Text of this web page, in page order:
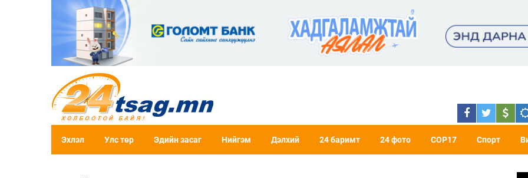
Эхлэл Улс төр Эдийн засаг Нийгэм Дэлхий 24 баримт 24 фото COP17 Спорт